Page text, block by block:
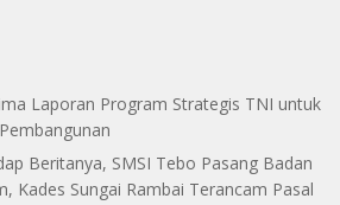
Laporan Program Strategis TNI untuk
Beritanya, SMSI Tebo Pasang Badan
Kades Sungai Rambai Terancam Pasal